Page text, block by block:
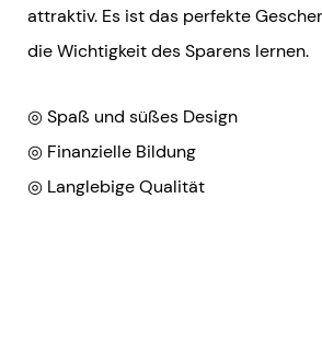
attraktiv. Es ist das perfekte
die Wichtigkeit des Sparens lernen.
◎ Spaß und süßes Design
◎ Finanzielle Bildung
◎ Langlebige Qualität